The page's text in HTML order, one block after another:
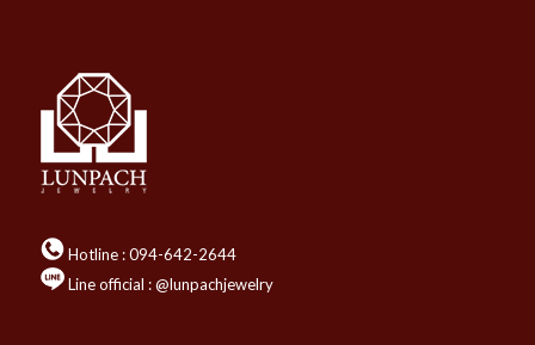
Hotline :094-642-2644
Line official : @lunpachjewelry